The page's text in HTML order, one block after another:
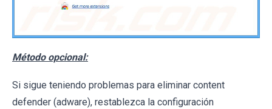
Método opcional:
Si sigue teniendo problemas para eliminar content
defender (adware), restablezca la configuración